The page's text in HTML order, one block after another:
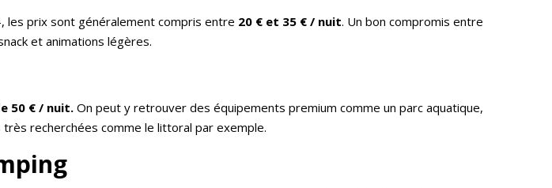
les prix sont généralement compris entre 20 € et 35 € / nuit. Un bon compromis entre
et animations légères.
50 € / nuit.On peut y retrouver des équipements premium comme un parc aquatique,
recherchées comme le littoral par exemple.